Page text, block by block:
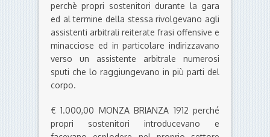
perchè propri sostenitori durante la gara
ed al termine della stessa rivolgevano agli
assistenti arbitrali reiterate frasi offensive e
minacciose ed in particolare indirizzavano
verso un assistente arbitrale numerosi
sputi che lo raggiungevano in più parti del
corpo.
€ 1.000,00 MONZA BRIANZA 1912 perché
propri sostenitori introducevano e